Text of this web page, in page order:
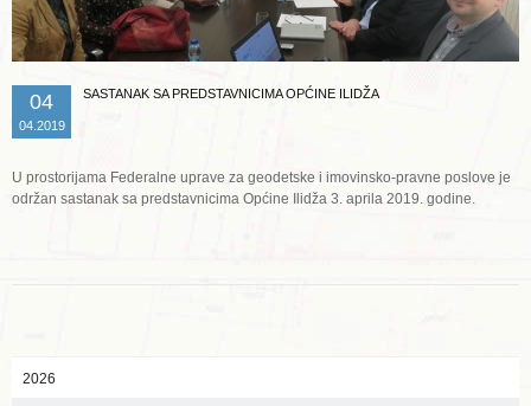
04
04.2019
SASTANAK SA PREDSTAVNICIMA OPĆINE ILIDŽA
U prostorijama Federalne uprave za geodetske i imovinsko-pravne poslove je
održan sastanak sa predstavnicima Općine Ilidža 3. aprila 2019. godine.
2026